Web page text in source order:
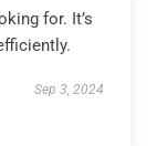
for. It’s
Sep 3, 2024